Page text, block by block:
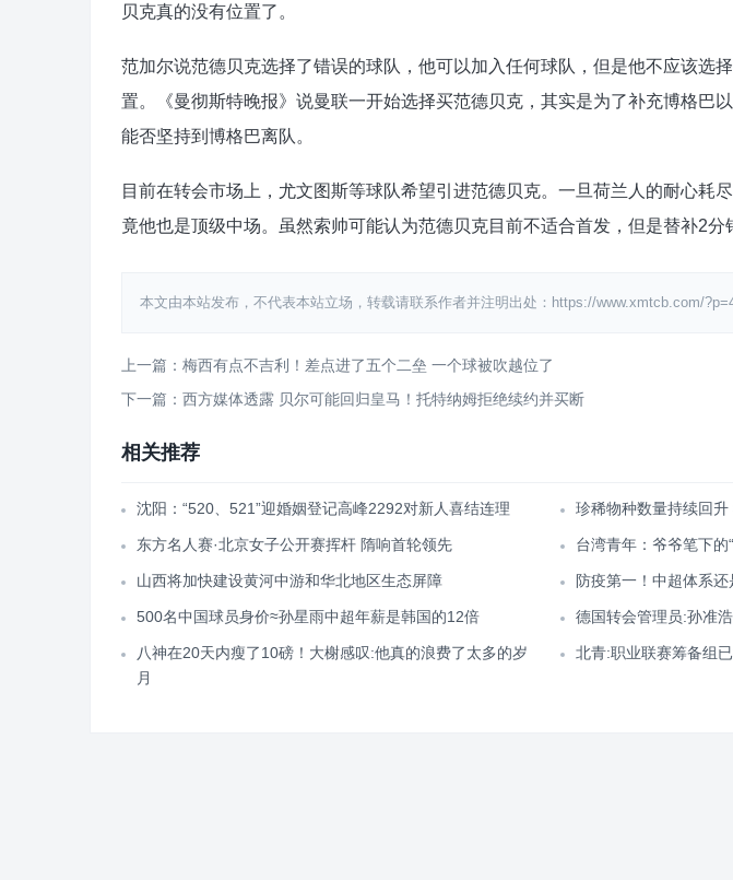
贝克真的没有位置了。
范加尔说范德贝克选择了错误的球队，他可以加入任何球队，但是他不应该选
置。《曼彻斯特晚报》说曼联一开始选择买范德贝克，其实是为了补充博格巴
能否坚持到博格巴离队。
目前在转会市场上，尤文图斯等球队希望引进范德贝克。一旦荷兰人的耐心耗
竟他也是顶级中场。虽然索帅可能认为范德贝克目前不适合首发，但是替补2分
本文由本站发布，不代表本站立场，转载请联系作者并注明出处：https://www.xmtcb.com/
上一篇：梅西有点不吉利！差点进了五个二垒 一个球被吹越位了
下一篇：西方媒体透露 贝尔可能回归皇马！托特纳姆拒绝续约并买断
相关推荐
沈阳：“520、521”迎婚姻登记高峰2292对新人喜结连理 珍稀物种数量持续回
东方名人赛·北京女子公开赛挥杆 隋响首轮领先 台湾青年：爷爷笔下的
山西将加快建设黄河中游和华北地区生态屏障 防疫第一！中超体系
500名中国球员身价≈孙星雨中超年薪是韩国的12倍 德国转会管理员:孙准
八神在20天内瘦了10磅！大榭感叹:他真的浪费了太多的岁
月
北青:职业联赛筹备组